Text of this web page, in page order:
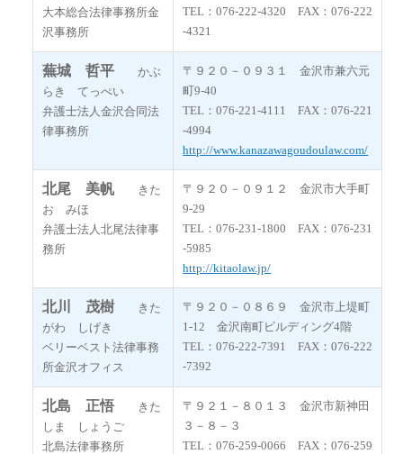
大本総合法律事務所金
沢事務所
TEL：076-222-4320 FAX：076-222
-4321
蕪城 哲平 かぶ
らき てっぺい
弁護士法人金沢合同法
律事務所
〒９２０－０９３１ 金沢市兼六元
町9-40
TEL：076-221-4111 FAX：076-221
-4994
http://www.kanazawagoudoulaw.com/
北尾 美帆きた
お みほ
弁護士法人北尾法律事
務所
〒９２０－０９１２ 金沢市大手町
9-29
TEL：076-231-1800 FAX：076-231
-5985
http://kitaolaw.jp/
北川 茂樹 きた
がわ しげき
ベリーベスト法律事務
所金沢オフィス
〒９２０－０８６９ 金沢市上堤町
1-12 金沢南町ビルディング4階
TEL：076-222-7391 FAX：076-222
-7392
北島 正悟 きた
しま しょうご
北島法律事務所
〒９２１－８０１３ 金沢市新神田
３－８－３
TEL：076-259-0066 FAX：076-259